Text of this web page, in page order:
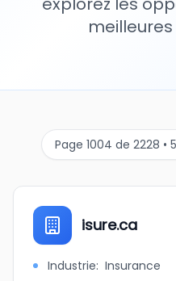
Page 1004 de 2228
isure.ca
Industrie: Insurance